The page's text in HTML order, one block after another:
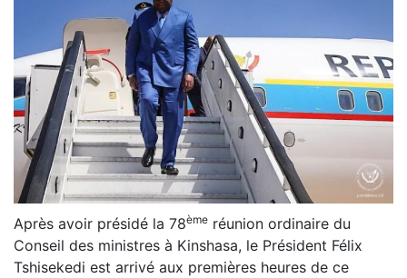
Après avoir présidé la 78ème réunion ordinaire du
Conseil des ministres à Kinshasa, le Président Félix
Tshisekedi est arrivé aux premières heures de ce